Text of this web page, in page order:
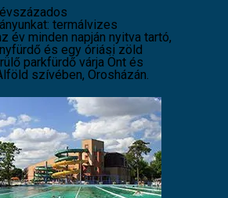
termálvizes
év minden napján nyitva tartó,
és egy óriási zöld
parkfürdő várja Önt és
szívében, Orosházán.